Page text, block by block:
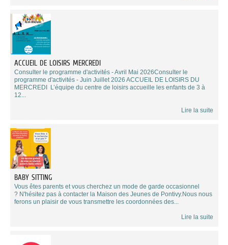
ACCUEIL DE LOISIRS MERCREDI
Consulter le programme d'activités - Avril Mai 2026Consulter le
programme d'activités - Juin Juillet 2026 ACCUEIL DE LOISIRS DU
MERCREDI L’équipe du centre de loisirs accueille les enfants de 3 à
12...
Lire la suite
BABY SITTING
Vous êtes parents et vous cherchez un mode de garde occasionnel
? N'hésitez pas à contacter la Maison des Jeunes de Pontivy.Nous nous
ferons un plaisir de vous transmettre les coordonnées des...
Lire la suite